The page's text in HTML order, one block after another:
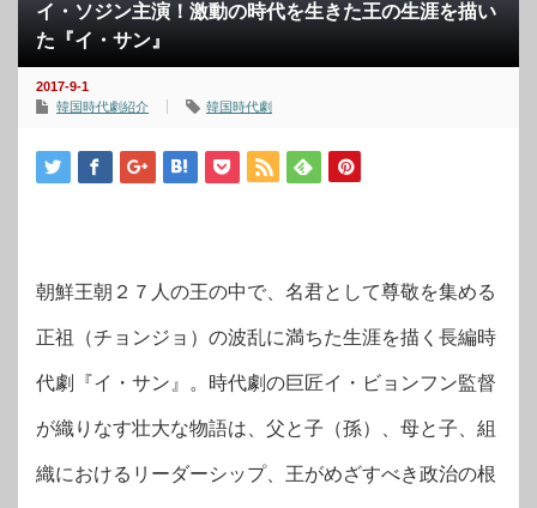
イ・ソジン主演！激動の時代を生きた王の生涯を描い
た『イ・サン』
2017-9-1
韓国時代劇紹介
韓国時代劇
朝鮮王朝２７人の王の中で、名君として尊敬を集める
正祖（チョンジョ）の波乱に満ちた生涯を描く長編時
代劇『イ・サン』。時代劇の巨匠イ・ビョンフン監督
が織りなす壮大な物語は、父と子（孫）、母と子、組
織におけるリーダーシップ、王がめざすべき政治の根